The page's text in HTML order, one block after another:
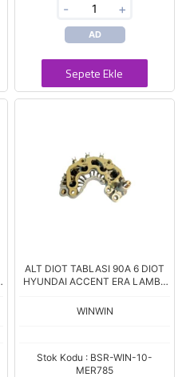
- +
AD
Sepete Ekle
ALT DIOT TABLASI 90A 6 DIOT
HYUNDAI ACCENT ERA LAMBA
WINWIN
Stok Kodu : BSR-WIN-10-
MER785